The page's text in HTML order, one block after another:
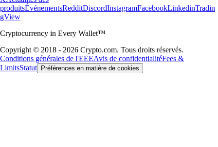
produitsÉvénementsRedditDiscordInstagramFacebookLinkedinTradin
gView
Cryptocurrency in Every Wallet™
Copyright © 2018 - 2026 Crypto.com. Tous droits réservés.
Conditions générales de l'EEEAvis de confidentialitéFees &
LimitsStatut Préférences en matière de cookies